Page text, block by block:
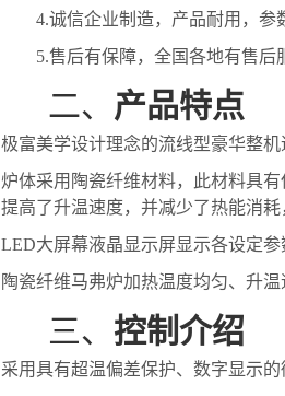
4.诚信企业制造，产品耐用，参
5.售后有保障，全国各地有售后
二、 产品特点
极富美学设计理念的流线型豪华整
炉体采用陶瓷纤维材料，此材料具
提高了升温速度，并减少了热能消耗
LED大屏幕液晶显示屏显示各设定
陶瓷纤维马弗炉加热温度均匀、升
三、 控制介绍
采用具有超温偏差保护、数字显示的